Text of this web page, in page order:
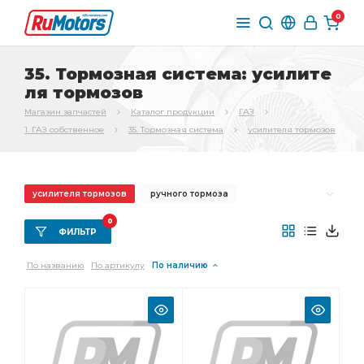
0
35. Тормозная система: усилите
ля тормозов
Магазин запчастей Каталог продукции
ГАЗ
1. ГАЗ собственное
35. Тормозная система усилителя тормозов
усилителя тормозов ручного тормоза
переднего тормоза
Трос ручного тормоза
стояночного тормоза Колодка тормоза
заднего тормоза
Тормоз задний главного цилиндра
тормоза ГАЗ-3307 вакуумного усилителя
ФИЛЬТР
0
По названию По артикулу По наличию